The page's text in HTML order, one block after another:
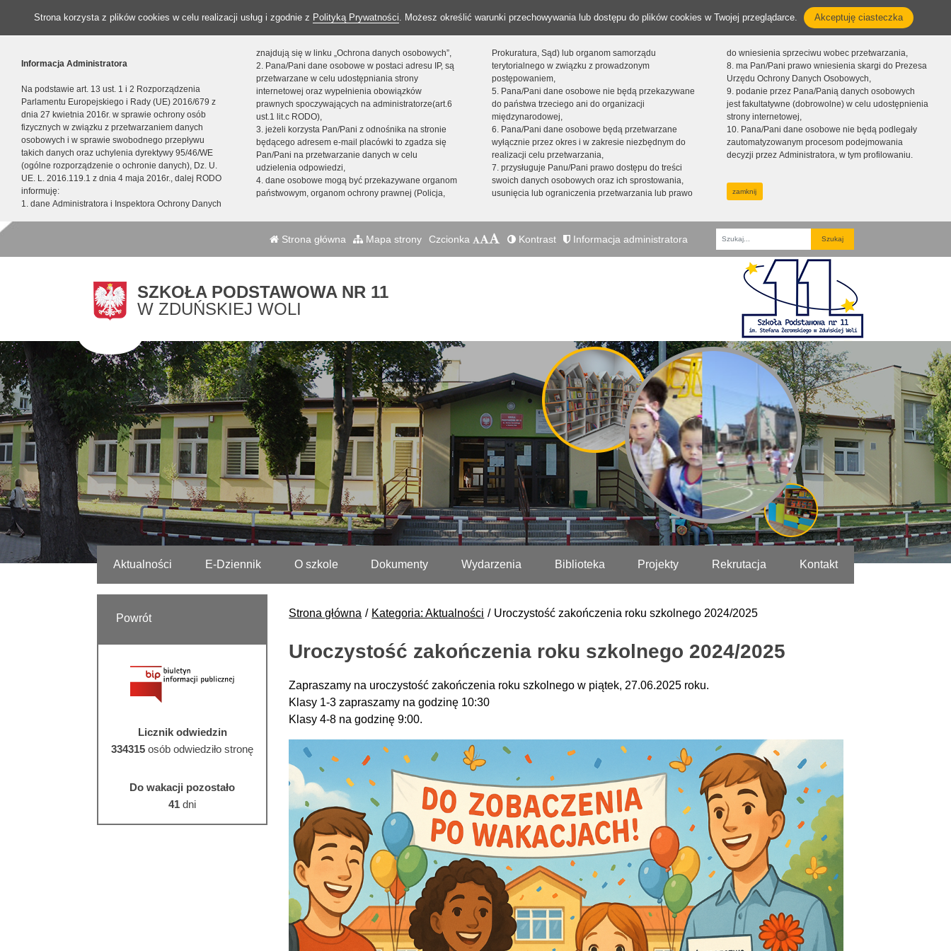
Strona korzysta z plików cookies w celu realizacji usług i zgodnie z Polityką Prywatności. Możesz określić warunki przechowywania lub dostępu do plików cookies w Twojej przeglądarce. Akceptuję ciasteczka
Informacja Administratora
Na podstawie art. 13 ust. 1 i 2 Rozporządzenia
Parlamentu Europejskiego i Rady (UE) 2016/679 z
dnia 27 kwietnia 2016r. w sprawie ochrony osób
fizycznych w związku z przetwarzaniem danych
osobowych i w sprawie swobodnego przepływu
takich danych oraz uchylenia dyrektywy 95/46/WE
(ogólne rozporządzenie o ochronie danych), Dz. U.
UE. L. 2016.119.1 z dnia 4 maja 2016r., dalej RODO
informuję:
1. dane Administratora i Inspektora Ochrony Danych
znajdują się w linku „Ochrona danych osobowych”,
2. Pana/Pani dane osobowe w postaci adresu IP, są
przetwarzane w celu udostępniania strony
internetowej oraz wypełnienia obowiązków
prawnych spoczywających na administratorze(art.6
ust.1 lit.c RODO),
3. jeżeli korzysta Pan/Pani z odnośnika na stronie
będącego adresem e-mail placówki to zgadza się
Pan/Pani na przetwarzanie danych w celu
udzielenia odpowiedzi,
4. dane osobowe mogą być przekazywane organom
państwowym, organom ochrony prawnej (Policja,
Prokuratura, Sąd) lub organom samorządu
terytorialnego w związku z prowadzonym
postępowaniem,
5. Pana/Pani dane osobowe nie będą przekazywane
do państwa trzeciego ani do organizacji
międzynarodowej,
6. Pana/Pani dane osobowe będą przetwarzane
wyłącznie przez okres i w zakresie niezbędnym do
realizacji celu przetwarzania,
7. przysługuje Panu/Pani prawo dostępu do treści
swoich danych osobowych oraz ich sprostowania,
usunięcia lub ograniczenia przetwarzania lub prawo
do wniesienia sprzeciwu wobec przetwarzania,
8. ma Pan/Pani prawo wniesienia skargi do Prezesa
Urzędu Ochrony Danych Osobowych,
9. podanie przez Pana/Panią danych osobowych
jest fakultatywne (dobrowolne) w celu udostępnienia
strony internetowej,
10. Pana/Pani dane osobowe nie będą podlegały
zautomatyzowanym procesom podejmowania
decyzji przez Administratora, w tym profilowaniu.
zamknij
Strona główna Mapa strony Czcionka Kontrast Informacja administratora
Fraza
SZKOŁA PODSTAWOWA NR 11
W ZDUŃSKIEJ WOLI
Aktualności E-Dziennik O szkole Dokumenty Wydarzenia Biblioteka Projekty Rekrutacja Kontakt
Strona główna Kategoria: Aktualności Uroczystość zakończenia roku szkolnego 2024/2025
Uroczystość zakończenia roku szkolnego 2024/2025
Zapraszamy na uroczystość zakończenia roku szkolnego w piątek, 27.06.2025 roku.
Klasy 1-3 zapraszamy na godzinę 10:30
Klasy 4-8 na godzinę 9:00.
Powrót
Licznik odwiedzin
334315 osób odwiedziło stronę
Do wakacji pozostało
41 dni